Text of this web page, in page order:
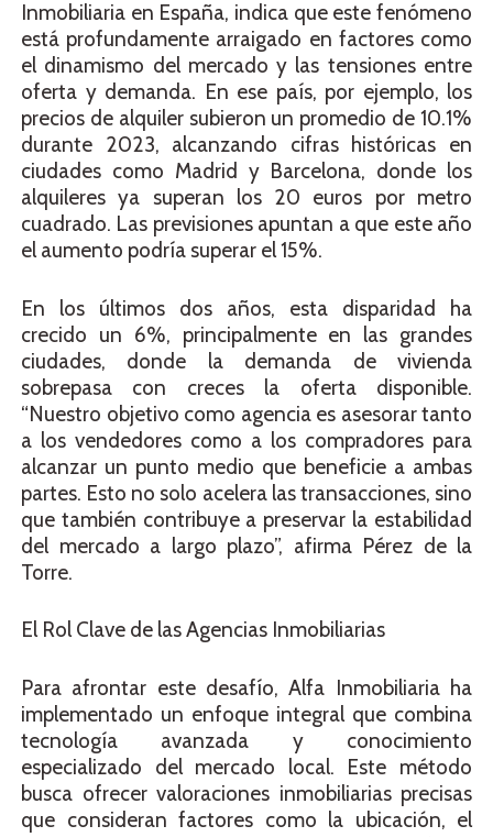
Inmobiliaria en España, indica que este fenómeno
está profundamente arraigado en factores como
el dinamismo del mercado y las tensiones entre
oferta y demanda. En ese país, por ejemplo, los
precios de alquiler subieron un promedio de 10.1%
durante 2023, alcanzando cifras históricas en
ciudades como Madrid y Barcelona, donde los
alquileres ya superan los 20 euros por metro
cuadrado. Las previsiones apuntan a que este año
el aumento podría superar el 15%.
En los últimos dos años, esta disparidad ha
crecido un 6%, principalmente en las grandes
ciudades, donde la demanda de vivienda
sobrepasa con creces la oferta disponible.
“Nuestro objetivo como agencia es asesorar tanto
a los vendedores como a los compradores para
alcanzar un punto medio que beneficie a ambas
partes. Esto no solo acelera las transacciones, sino
que también contribuye a preservar la estabilidad
del mercado a largo plazo”, afirma Pérez de la
Torre.
El Rol Clave de las Agencias Inmobiliarias
Para afrontar este desafío, Alfa Inmobiliaria ha
implementado un enfoque integral que combina
tecnología avanzada y conocimiento
especializado del mercado local. Este método
busca ofrecer valoraciones inmobiliarias precisas
que consideran factores como la ubicación, el